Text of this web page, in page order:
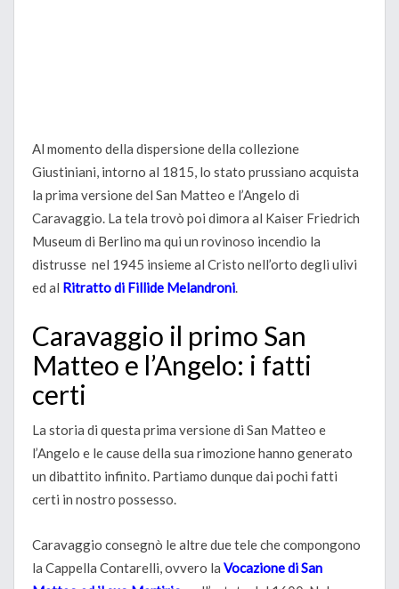
Al momento della dispersione della collezione
Giustiniani, intorno al 1815, lo stato prussiano acquista
la prima versione del San Matteo e l’Angelo di
Caravaggio. La tela trovò poi dimora al Kaiser Friedrich
Museum di Berlino ma qui un rovinoso incendio la
distrusse nel 1945 insieme al Cristo nell’orto degli ulivi
ed al Ritratto di Fillide Melandroni.
Caravaggio il primo San
Matteo e l’Angelo: i fatti
certi
La storia di questa prima versione di San Matteo e
l’Angelo e le cause della sua rimozione hanno generato
un dibattito infinito. Partiamo dunque dai pochi fatti
certi in nostro possesso.
Caravaggio consegnò le altre due tele che compongono
la Cappella Contarelli, ovvero la Vocazione di San